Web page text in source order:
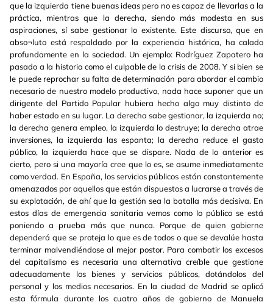
que la izquierda tiene buenas ideas pero no es capaz de llevarlas a la
práctica, mientras que la derecha, siendo más modesta en sus
aspiraciones, sí sabe gestionar lo existente. Este discurso, que en
abso¬luto está respaldado por la experiencia histórica, ha calado
profundamente en la sociedad. Un ejemplo: Rodríguez Zapatero ha
pasado a la historia como el culpable de la crisis de 2008. Y si bien se
le puede reprochar su falta de determinación para abordar el cambio
necesario de nuestro modelo productivo, nada hace suponer que un
dirigente del Partido Popular hubiera hecho algo muy distinto de
haber estado en su lugar. La derecha sabe gestionar, la izquierda no;
la derecha genera empleo, la izquierda lo destruye; la derecha atrae
inversiones, la izquierda las espanta; la derecha reduce el gasto
público, la izquierda hace que se dispare. Nada de lo anterior es
cierto, pero si una mayoría cree que lo es, se asume inmediatamente
como verdad. En España, los servicios públicos están constantemente
amenazados por aquellos que están dispuestos a lucrarse a través de
su explotación, de ahí que la gestión sea la batalla más decisiva. En
estos días de emergencia sanitaria vemos como lo público se está
poniendo a prueba más que nunca. Porque de quien gobierne
dependerá que se proteja lo que es de todos o que se devalúe hasta
terminar malvendiéndose al mejor postor. Para combatir los excesos
del capitalismo es necesaria una alternativa creíble que gestione
adecuadamente los bienes y servicios públicos, dotándolos del
personal y los medios necesarios. En la ciudad de Madrid se aplicó
esta fórmula durante los cuatro años de gobierno de Manuela